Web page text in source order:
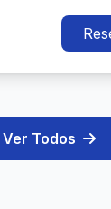
Ver Todos